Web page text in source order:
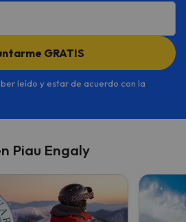
GRATIS
leído y estar de acuerdo con la
Piau Engaly